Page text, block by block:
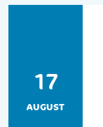
17
AUGUST